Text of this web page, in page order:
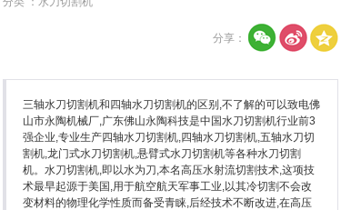
石英石加工设备
分享：
三轴水刀切割机和四轴水刀切割机的区别,不了解的可以致电佛
山市永陶机械厂,广东佛山永陶科技是中国水刀切割机行业前3
强企业,专业生产四轴水刀切割机,四轴水刀切割机,五轴水刀切
割机,龙门式水刀切割机,悬臂式水刀切割机等各种水刀切割
机。水刀切割机,即以水为刀,本名高压水射流切割技术,这项技
术最早起源于美国,用于航空航天军事工业,以其冷切割不会改
变材料的物理化学性质而备受青睐,后经技术不断改进,在高压